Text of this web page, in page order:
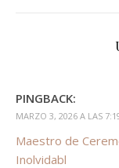
PINGBACK:
MARZO 3, 2026 A LAS
Maestro de
Inolvidabl